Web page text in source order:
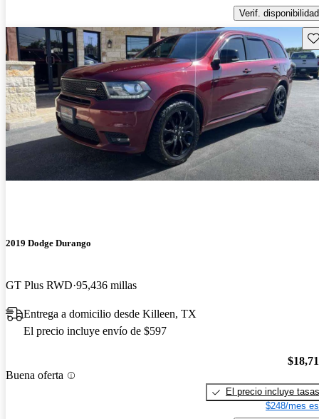
Verif. disponibilidad
2019 Dodge Durango
GT Plus RWD 95,436 millas
Entrega a domicilio desde Killeen, TX
El precio incluye envío de $597
Buena oferta
El precio incluye tasas
$248/mes